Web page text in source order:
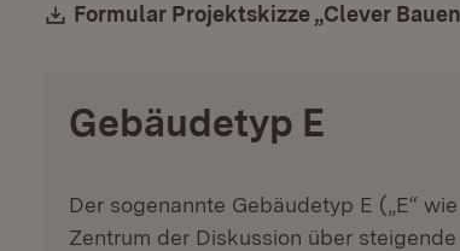
Download:
Formular Projektskizze „Clever
Gebäudetyp E
Der sogenannte Gebäudetyp E („E“
Zentrum der Diskussion über